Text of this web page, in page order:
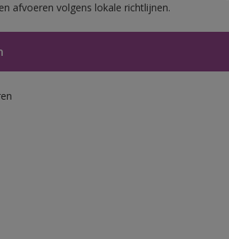
afvoeren volgens lokale richtlijnen.